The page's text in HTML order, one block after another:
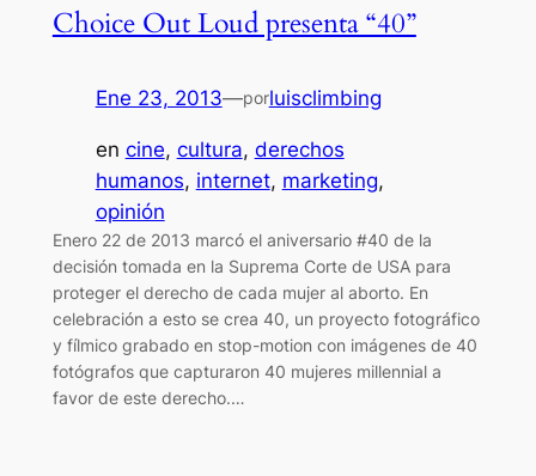
Choice Out Loud presenta “40”
Ene 23, 2013—porluisclimbing
en cine, cultura, derechos
humanos, internet, marketing
opinión
Enero 22 de 2013 marcó el aniversario #40 de la
decisión tomada en la Suprema Corte de USA para
proteger el derecho de cada mujer al aborto. En
celebración a esto se crea 40, un proyecto fotográfico
y fílmico grabado en stop-motion con imágenes de 40
fotógrafos que capturaron 40 mujeres millennial a
favor de este derecho.…